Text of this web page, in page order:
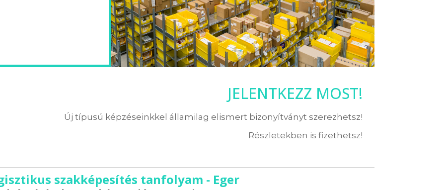
JELENTKEZZ MOST!
Új típusú képzéseinkkel államilag elismert bizonyítványt szerezhetsz!
Részletekben is fizethetsz!
szakképesítés tanfolyam - Eger